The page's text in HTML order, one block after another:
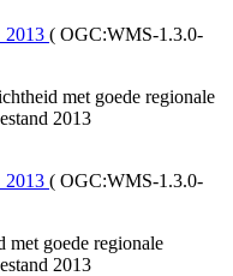
( OGC:WMS-1.3.0-
met goede regionale
2013
( OGC:WMS-1.3.0-
met goede regionale
2013